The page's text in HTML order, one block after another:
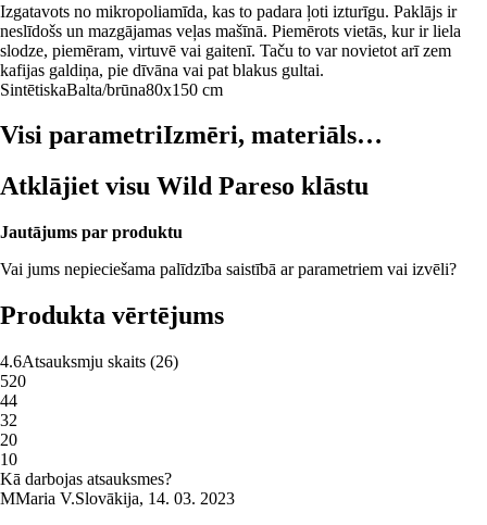
Izgatavots no mikropoliamīda, kas to padara ļoti izturīgu. Paklājs ir
neslīdošs un mazgājamas veļas mašīnā. Piemērots vietās, kur ir liela
slodze, piemēram, virtuvē vai gaitenī. Taču to var novietot arī zem
kafijas galdiņa, pie dīvāna vai pat blakus gultai.
SintētiskaBalta/brūna80x150 cm
Visi parametriIzmēri, materiāls…
Atklājiet visu Wild Pareso klāstu
Jautājums par produktu
Vai jums nepieciešama palīdzība saistībā ar parametriem vai izvēli?
Produkta vērtējums
4.6Atsauksmju skaits (26)
520
44
32
20
10
Kā darbojas atsauksmes?
MMaria V.Slovākija, 14. 03. 2023